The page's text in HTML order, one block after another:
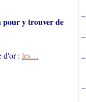
pour y trouver de
d'or : les…
~
~
~
~